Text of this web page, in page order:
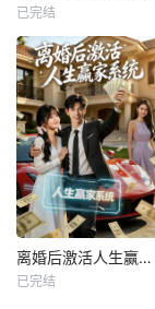
已完结
离婚后激活人生赢家系统
已完结